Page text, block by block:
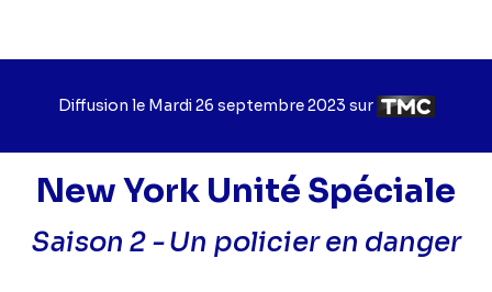
Diffusion le Jour
diffusion
Mardi 26 septembre 2023 sur Chaîne
diffusion
New York Unité Spéciale
Saison 2 -Un policier en danger